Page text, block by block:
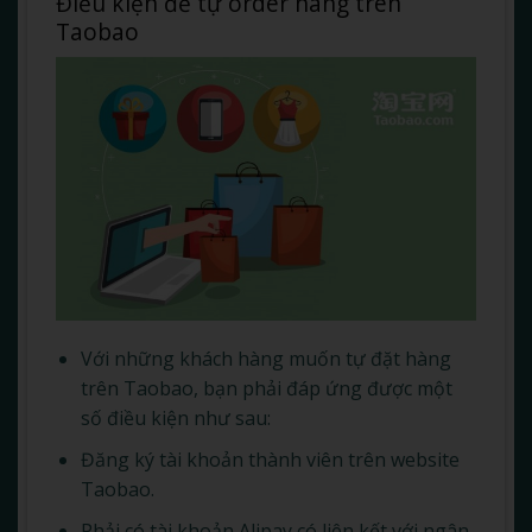
Taobao
Với những khách hàng muốn tự đặt hàng
trên Taobao, bạn phải đáp ứng được một
số điều kiện như sau:
Đăng ký tài khoản thành viên trên website
Taobao.